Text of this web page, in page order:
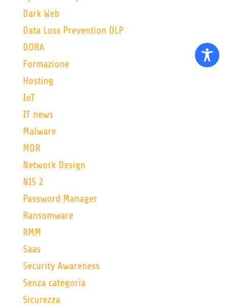
Dark Web
Data Loss Prevention DLP
DORA
Formazione
Hosting
IoT
IT news
Malware
MDR
Network Design
NIS 2
Password Manager
Ransomware
RMM
Saas
Security Awareness
Senza categoria
Sicurezza